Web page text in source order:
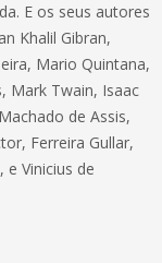
E os seus autores
Khalil Gibran,
Mario Quintana,
Mark Twain, Isaac
de Assis,
Ferreira Gullar,
Vinicius de